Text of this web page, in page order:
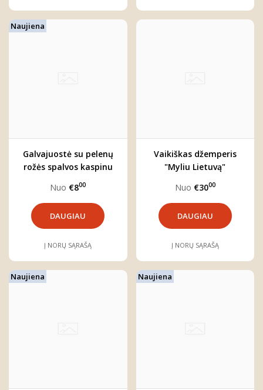
Naujiena
Galvajuostė su pelenų
rožės spalvos kaspinu
Nuo €800
DAUGIAU
Į NORŲ SĄRAŠĄ
Vaikiškas džemperis
"Myliu Lietuvą"
Nuo €3000
DAUGIAU
Į NORŲ SĄRAŠĄ
Naujiena Naujiena